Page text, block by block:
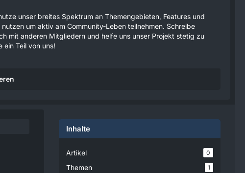
unser breites Spektrum an Themengebieten, Features und
um aktiv am Community-Leben teilnehmen. Schreibe
mit anderen Mitgliedern und helfe uns unser Projekt stetig zu
ein Teil von uns!
Inhalte
Artikel 0
Themen 1